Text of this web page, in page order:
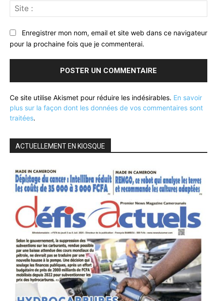
:
Enregistrer mon nom, email et site web dans ce navigateur
pour la prochaine fois que je commenterai.
Ce site utilise Akismet pour réduire les indésirables. En savoir
plus sur la façon dont les données de vos commentaires sont
traitées.
ACTUELLEMENT EN KIOSQUE